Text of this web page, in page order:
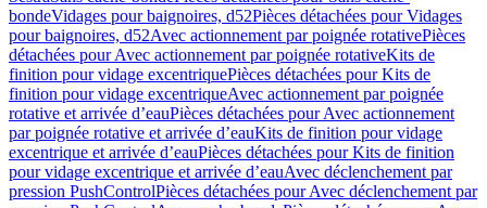
bondeVidages pour baignoires, d52Pièces détachées pour Vidages
pour baignoires, d52Avec actionnement par poignée rotativePièces
détachées pour Avec actionnement par poignée rotativeKits de
finition pour vidage excentriquePièces détachées pour Kits de
finition pour vidage excentriqueAvec actionnement par poignée
rotative et arrivée d’eauPièces détachées pour Avec actionnement
par poignée rotative et arrivée d’eauKits de finition pour vidage
excentrique et arrivée d’eauPièces détachées pour Kits de finition
pour vidage excentrique et arrivée d’eauAvec déclenchement par
pression PushControlPièces détachées pour Avec déclenchement par